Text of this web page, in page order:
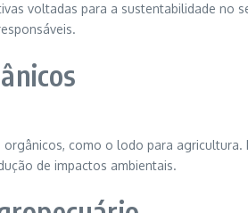
voltadas para a sustentabilidade
como o lodo para
de impactos ambientais.